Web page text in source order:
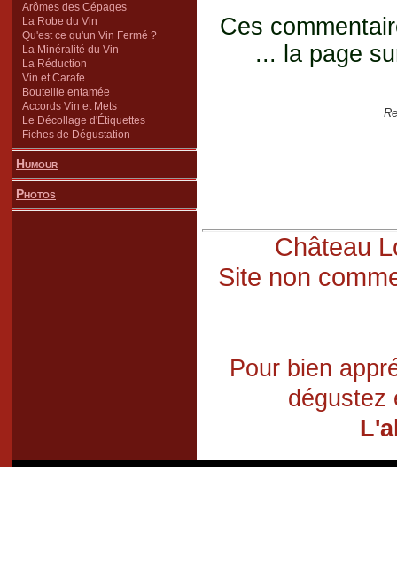
Arômes des Cépages
La Robe du Vin
Qu'est ce qu'un Vin Fermé ?
La Minéralité du Vin
La Réduction
Vin et Carafe
Bouteille entamée
Accords Vin et Mets
Le Décollage d'Étiquettes
Fiches de Dégustation
Humour
Photos
Ces
... la page
Château
Site non
Pour bien
dégustez